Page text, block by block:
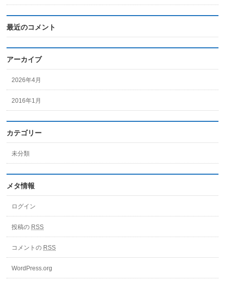
最近のコメント
アーカイブ
2026年4月
2016年1月
カテゴリー
未分類
メタ情報
ログイン
投稿の RSS
コメントの RSS
WordPress.org